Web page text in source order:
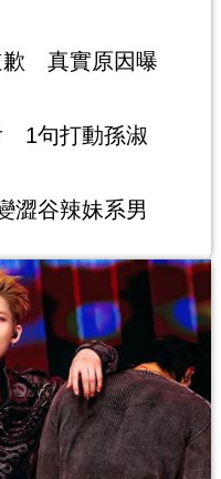
歉 真實原因曝
1句打動孫淑
澀谷辣妹系男